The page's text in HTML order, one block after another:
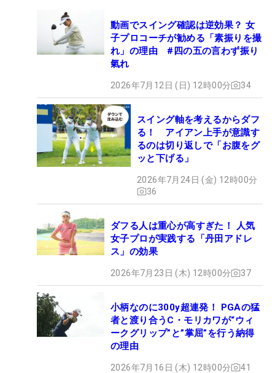
動画でスイング確認は逆効果？ 女
子プロコーチが勧める「素振りを撮
れ」の理由 #四の五の言わず振り
氣れ
2026年7月12日 (日) 12時00分 34
スイング軸を考えるからダフ
る！ アイアン上手が意識す
るのは切り返しで「お腹をグ
ッと下げる」
2026年7月24日 (金) 12時00分
36
ダフる人は重心が高すぎた！ 人気
女子プロが実践する「丹田アドレ
ス」の効果
2026年7月23日 (木) 12時00分 37
小柄なのに300y超連発！ PGAの猛
者と渡り合うC・モリカワが“ウィ
ークグリップ”と”掌屈”を行う納得
の理由
2026年7月16日 (木) 12時00分 41